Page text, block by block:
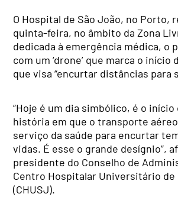
O Hospital de São João, no Porto,
quinta-feira, no âmbito da Zona
dedicada à emergência médica, o
com um ‘drone’ que marca o início
que visa “encurtar distâncias para
“Hoje é um dia simbólico, é o início
história em que o transporte
serviço da saúde para encurtar
vidas. É esse o grande desígnio”,
presidente do Conselho de
Centro Hospitalar Universitário de
(CHUSJ).